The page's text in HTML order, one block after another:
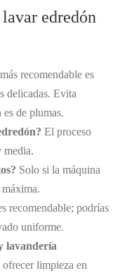
edredón
recomendable es
delicadas. Evita
es de plumas.
El proceso
media.
Solo si la máquina
recomendable; podrías
uniforme.
lavandería
limpieza en